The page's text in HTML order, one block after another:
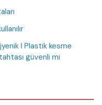
I Plastik kesme
güvenli mi